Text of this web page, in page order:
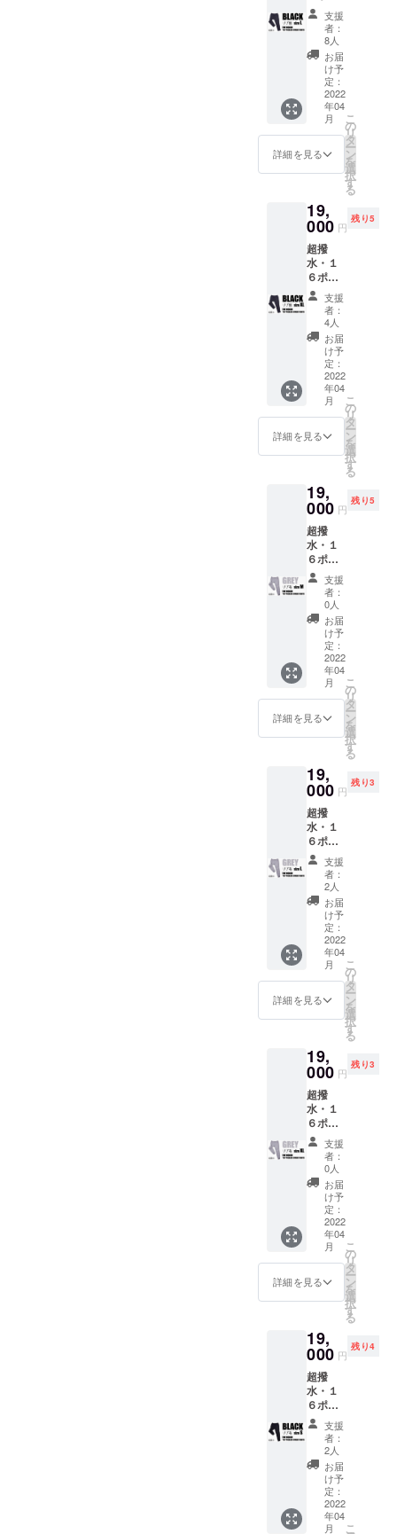
お見逃
しな
く！
※RE:LO
REはお
客様
ファー
ストと
サステ
ナブル
の観点
から
セール
を実施
格でご
購入い
ただけ
るこの
機会を
お見逃
しな
く！
OFF！
！ 税込
み、送
料込み
なの
で、非
常にお
買い得
です！
・【リ
ブ無
く、カ
ジュア
ル〜キ
レイ目
のスタ
イルま
でOK
※RE:LO
REはお
客様
ファー
ストと
サステ
ナブル
の観点
から
セール
割引価
格でご
購入い
ただけ
るこの
機会を
お見逃
しな
く！
ケット
ス
ウェッ
トパン
ツ【リ
ブ無
し】 ×
１着
BLACK
Lサイ
ズ 【一
般販売
予定価
込
23,100
円から
驚愕の
4,100円
OFF！
！ 税込
み、送
料込み
なの
で、非
常にお
買い得
です！
・【リ
ブ無
し】：
ジュア
ル〜キ
レイ目
のスタ
イルま
でOK
※RE:LO
REはお
客様
ファー
ストと
サステ
ナブル
の観点
から
セール
を実施
格でご
購入い
ただけ
るこの
機会を
お見逃
しな
く！
支援
者：
8人
お届
け予
定：
2022
年04
月
詳細を見る
こ
の
リ
タ
ー
ン
を
選
択
す
る
19,
000 円
残り5
超撥
水・１
６ポ
ケット
ス
ウェッ
トパン
ツ【リ
ブ無
し】 ×
１着
BLACK
XLサ
イズ
【一般
販売予
格】税
込
23,100
円から
驚愕の
4,100円
OFF！
！ 税込
み、送
料込み
なの
で、非
常にお
買い得
です！
・【リ
ブ無
く、カ
ジュア
ル〜キ
レイ目
のスタ
イルま
でOK
※RE:LO
REはお
客様
ファー
ストと
サステ
ナブル
の観点
から
セール
割引価
格でご
購入い
ただけ
るこの
機会を
お見逃
しな
く！
支援
者：
4人
お届
け予
定：
2022
年04
月
詳細を見る
こ
の
リ
タ
ー
ン
を
選
択
す
る
19,
000 円
残り5
超撥
水・１
６ポ
ケット
ス
ウェッ
トパン
ツ【リ
ブ有
り】 ×
１着
GREY
Mサ
イズ
【一般
販売予
格】税
込
23,100
円から
驚愕の
4,100円
OFF！
！ 税込
み、送
料込み
なの
で、非
常にお
買い得
です！
・【リ
ブ有
け、よ
りアク
ティブ
に運動
される
方に最
適
※RE:LO
REはお
客様
ファー
ストと
サステ
ナブル
の観点
から
セール
割引価
格でご
購入い
ただけ
るこの
機会を
お見逃
しな
く！
支援
者：
0人
お届
け予
定：
2022
年04
月
詳細を見る
こ
の
リ
タ
ー
ン
を
選
択
す
る
19,
000 円
残り3
超撥
水・１
６ポ
ケット
ス
ウェッ
トパン
ツ【リ
ブ有
り】 ×
１着
GREY
Lサイ
ズ 【一
般販売
予定価
込
23,100
円から
驚愕の
4,100円
OFF！
！ 税込
み、送
料込み
なの
で、非
常にお
買い得
です！
・【リ
ブ有
り】：
りアク
ティブ
に運動
される
方に最
適
※RE:LO
REはお
客様
ファー
ストと
サステ
ナブル
の観点
支援
者：
2人
お届
け予
定：
2022
年04
月
詳細を見る
こ
の
リ
タ
ー
ン
を
選
択
す
る
19,
000 円
残り3
超撥
水・１
６ポ
ケット
ス
ウェッ
トパン
ツ【リ
ブ有
り】 ×
１着
GREY
XLサ
イズ
【一般
販売予
格】税
込
23,100
円から
驚愕の
4,100円
OFF！
！ 税込
み、送
料込み
なの
で、非
常にお
買い得
支援
者：
0人
お届
け予
定：
2022
年04
月
詳細を見る
こ
の
リ
タ
ー
ン
を
選
択
す
る
19,
000 円
残り4
超撥
水・１
６ポ
ケット
ス
ウェッ
トパン
ツ【リ
ブ有
り】 ×
１着
支援
者：
2人
お届
け予
定：
2022
年04
月
こ